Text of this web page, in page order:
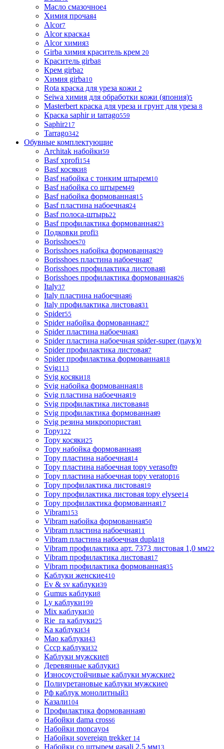
Масло смазочное4
Химия прочая4
Alcor7
Alcor краска4
Alcor химия3
Girba химия краситель крем 20
Краситель girba8
Крем girba2
Химия girba10
Rota краска для уреза кожи 2
Seiwa химия для обработки кожи (япония)5
Masterbert краска для уреза и грунт для уреза 8
Краска saphir и tarrago559
Saphir217
Tarrago342
Обувные комплектующие
Architak набойки59
Basf xprofi154
Basf косяки8
Basf набойка с тонким штырем10
Basf набойка со штырем49
Basf набойка формованная15
Basf пластина набоечная24
Basf полоса-штырь22
Basf профилактика формованная23
Подковки profi3
Borisshoes70
Borisshoes набойка формованная29
Borisshoes пластина набоечная7
Borisshoes профилактика листовая8
Borisshoes профилактика формованная26
Italy37
Italy пластина набоечная6
Italy профилактика листовая31
Spider55
Spider набойка формованная27
Spider пластина набоечная3
Spider пластина набоечная spider-super (паук)0
Spider профилактика листовая7
Spider профилактика формованная18
Svig113
Svig косяки18
Svig набойка формованная18
Svig пластина набоечная19
Svig профилактика листовая48
Svig профилактика формованная9
Svig резина микропористая1
Topy122
Topy косяки25
Topy набойка формованная8
Topy пластина набоечная14
Topy пластина набоечная topy verasoft9
Topy пластина набоечная topy veratop16
Topy профилактика листовая19
Topy профилактика листовая topy elysee14
Topy профилактика формованная17
Vibram153
Vibram набойка формованная50
Vibram пластина набоечная11
Vibram пластина набоечная dupla18
Vibram профилактика арт. 7373 листовая 1,0 мм22
Vibram профилактика листовая17
Vibram профилактика формованная35
Каблуки женские410
Ev & sv каблуки39
Gumus каблуки8
Ly каблуки199
Mix каблуки30
Rie_ra каблуки25
Ка каблуки34
Мао каблуки43
Ссср каблуки32
Каблуки мужские8
Деревянные каблуки3
Износоустойчивые каблуки мужские2
Полиуретановые каблуки мужские0
Рф каблук монолитный3
Казали104
Профилактика формованная0
Набойки dama cross6
Набойки moncayo4
Набойки sovereign trekker 14
Набойки со штырем gasali 2,5 мм13